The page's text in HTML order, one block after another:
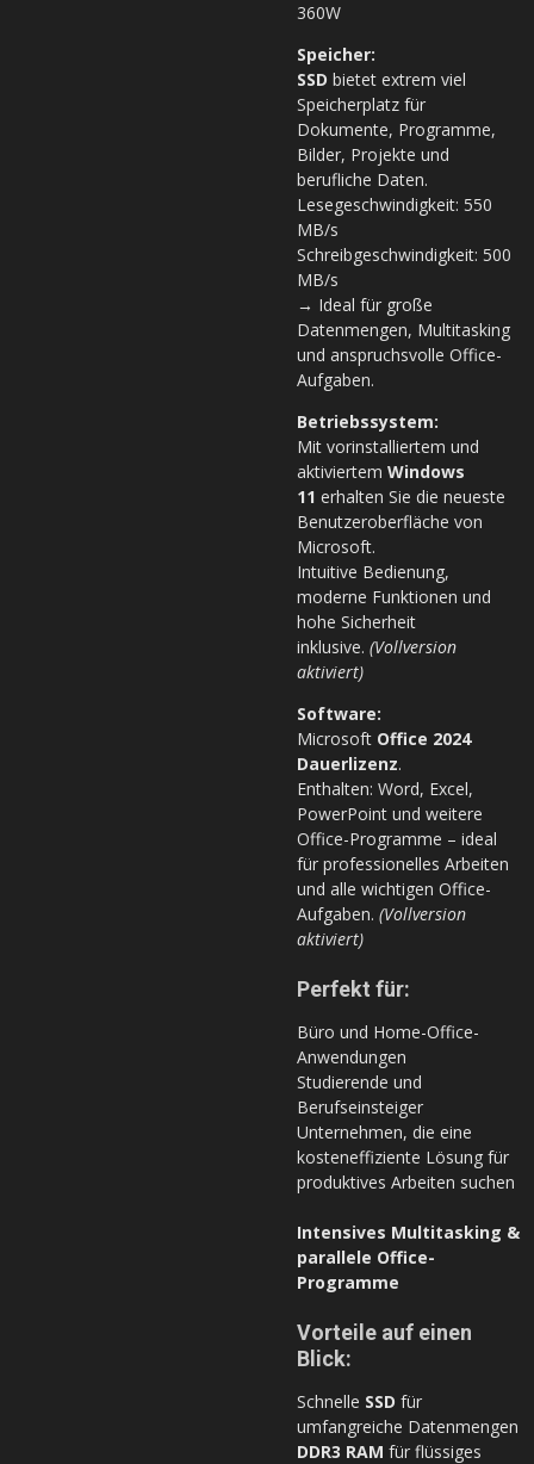
360W
Speicher:
SSD bietet extrem viel
Speicherplatz für
Dokumente, Programme,
Bilder, Projekte und
berufliche Daten.
Lesegeschwindigkeit: 550
MB/s
Schreibgeschwindigkeit: 500
MB/s
→ Ideal für große
Datenmengen, Multitasking
und anspruchsvolle Office-
Aufgaben.
Betriebssystem:
Mit vorinstalliertem und
aktiviertem Windows
11 erhalten Sie die neueste
Benutzeroberfläche von
Microsoft.
Intuitive Bedienung,
moderne Funktionen und
hohe Sicherheit
inklusive. (Vollversion
aktiviert)
Software:
Microsoft Office 2024
Dauerlizenz.
Enthalten: Word, Excel,
PowerPoint und weitere
Office-Programme – ideal
für professionelles Arbeiten
und alle wichtigen Office-
Aufgaben. (Vollversion
aktiviert)
Perfekt für:
Büro und Home-Office-
Anwendungen
Studierende und
Berufseinsteiger
Unternehmen, die eine
kosteneffiziente Lösung für
produktives Arbeiten suchen
Intensives Multitasking &
parallele Office-
Programme
Vorteile auf einen
Blick:
Schnelle SSD für
umfangreiche Datenmengen
DDR3 RAM für flüssiges